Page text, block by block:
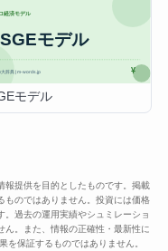
モデル
提供を目的としたものです。掲載
ものではありません。投資には価格
過去の運用実績やシュミレーショ
ん。また、情報の正確性・最新性に
を保証するものではありません。